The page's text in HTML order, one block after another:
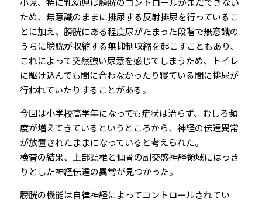
ため、無意識のままに排尿する反射排尿を行っているこ
とに加え、膀胱にある程度尿がたまった段階で無意識の
うちに膀胱が収縮する無抑制収縮を起こすこともあり、
これによって突然強い尿意を感じてしまうため、トイレ
に駆け込んでも間に合わなかったり寝ている間に排尿が
行われていたりすることがある。
今回は小学校高学年になっても症状は治らず、むしろ頻
度が増えてきているというところから、神経の伝達異常
が放置されたままになっていると考えられた。
検査の結果、上部頸椎と仙骨の副交感神経領域にはっき
りとした神経伝達の異常が見つかった。
膀胱の機能は自律神経によってコントロールされてい